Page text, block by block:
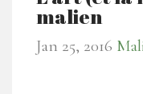
malien
Jan 25, 2016